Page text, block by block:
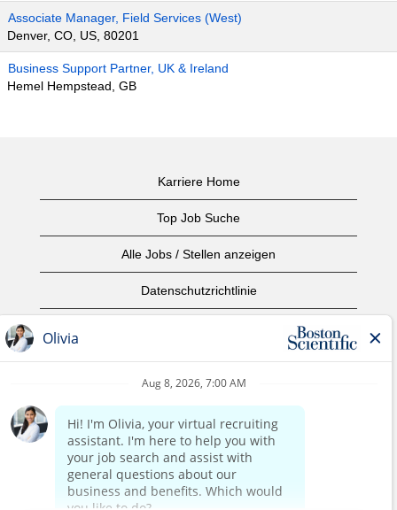
Associate Manager, Field Services (West)
Denver, CO, US, 80201
Business Support Partner, UK & Ireland
Hemel Hempstead, GB
Karriere Home
Top Job Suche
Alle Jobs / Stellen anzeigen
Datenschutzrichtlinie
Urheberrecht
home page